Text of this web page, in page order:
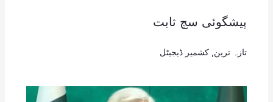
پیشگوئی سچ ثابت
تازہ ترین کشمیر ڈیجیٹل